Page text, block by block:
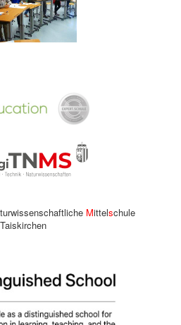
Mittelschule
Taiskirchen